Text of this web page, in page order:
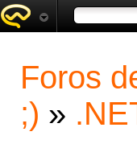
Foros
;) »